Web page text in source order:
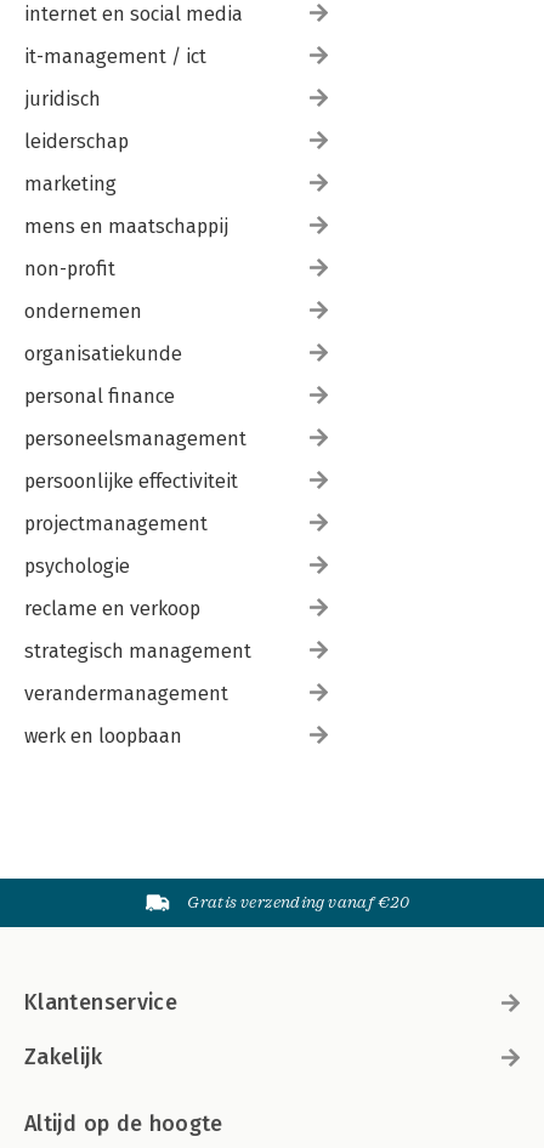
internet en social media
it-management / ict
juridisch
leiderschap
marketing
mens en maatschappij
non-profit
ondernemen
organisatiekunde
personal finance
personeelsmanagement
persoonlijke effectiviteit
projectmanagement
psychologie
reclame en verkoop
strategisch management
verandermanagement
werk en loopbaan
Gratis verzending vanaf €20
Klantenservice
Zakelijk
Altijd op de hoogte